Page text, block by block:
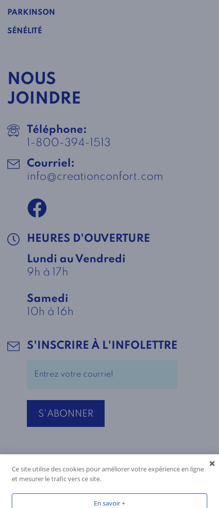
PARKINSON
SÉNÉLITÉ
NOUS
JOINDRE
Téléphone:
1-800-394-1513
Courriel:
info@creationconfort.com
HEURES D'OUVERTURE
Lundi au Vendredi
9h à 17h
Samedi
10h à 16h
S'INSCRIRE À L'INFOLETTRE
Ce site utilise des cookies pour améliorer votre expérience en ligne
et mesurer le trafic vers ce site.
En savoir +